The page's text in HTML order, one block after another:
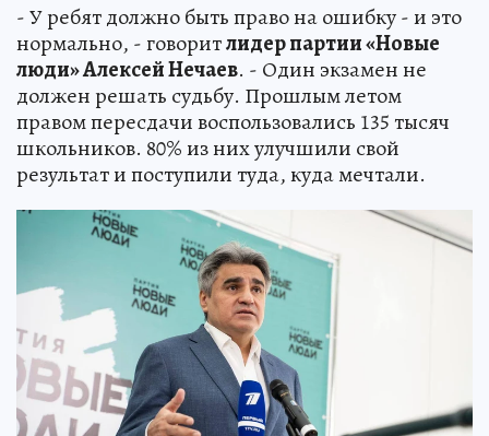
- У ребят должно быть право на ошибку - и это
нормально, - говоритлидер партии «Новые
люди» Алексей Нечаев. - Один экзамен не
должен решать судьбу. Прошлым летом
правом пересдачи воспользовались 135 тысяч
школьников. 80% из них улучшили свой
результат и поступили туда, куда мечтали.